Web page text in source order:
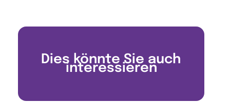
Dies könnte Sie auch
interessieren